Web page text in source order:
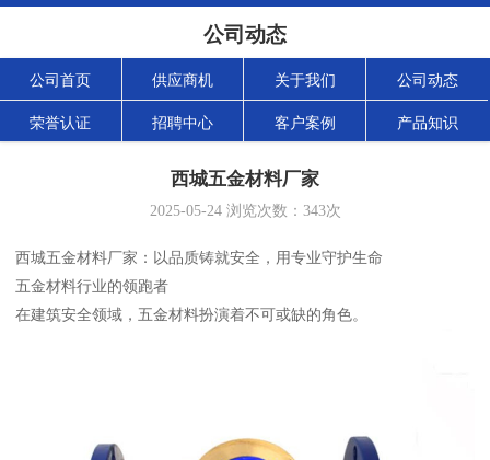
公司动态
公司首页 供应商机 关于我们 公司动态
荣誉认证 招聘中心 客户案例 产品知识
西城五金材料厂家
2025-05-24浏览次数： 343次
西城五金材料厂家：以品质铸就安全，用专业守护生命
五金材料行业的领跑者
在建筑安全领域，五金材料扮演着不可或缺的角色。